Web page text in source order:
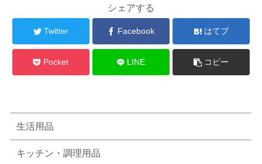
シェアする
Twitter Facebook はてブ
Pocket LINE コピー
生活用品
キッチン・調理用品